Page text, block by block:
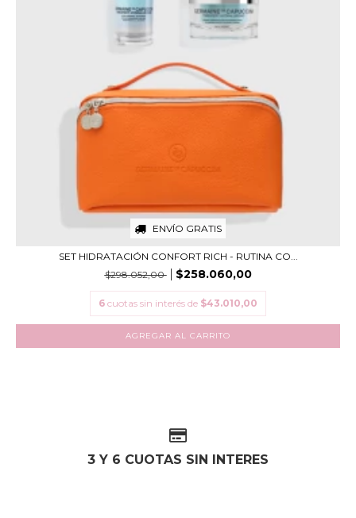
ENVÍO GRATIS
SET HIDRATACIÓN CONFORT RICH - RUTINA CO...
$298.052,00
$258.060,00
6 cuotas sin interés de $43.010,00
3 Y 6 CUOTAS SIN INTERES